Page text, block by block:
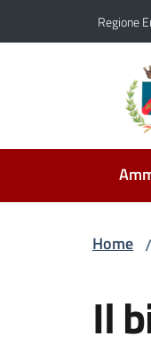
Regione
Home /
Il